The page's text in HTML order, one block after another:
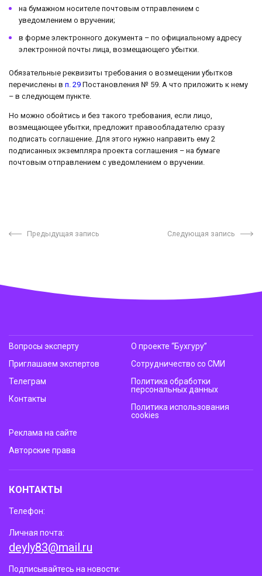
на бумажном носителе почтовым отправлением с
уведомлением о вручении;
в форме электронного документа – по официальному адресу
электронной почты лица, возмещающего убытки.
Обязательные реквизиты требования о возмещении убытков
перечислены в п. 29 Постановления № 59. А что приложить к нему
– в следующем пункте.
Но можно обойтись и без такого требования, если лицо,
возмещающее убытки, предложит правообладателю сразу
подписать соглашение. Для этого нужно направить ему 2
подписанных экземпляра проекта соглашения – на бумаге
почтовым отправлением с уведомлением о вручении.
Предыдущая запись Следующая запись
Вопросы эксперту
Приглашаем экспертов
Телеграм
Контакты
О проекте “Бухгуру”
Сотрудничество со СМИ
Политика обработки
персональных данных
Политика использования
cookies
Реклама на сайте
Авторские права
КОНТАКТЫ
Телефон:
Личная почта:
deyly83@mail.ru
Подписывайтесь на новости: